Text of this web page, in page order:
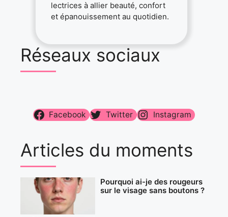
lectrices à allier beauté, confort
et épanouissement au quotidien.
Réseaux sociaux
Facebook Twitter Instagram
Articles du moments
Pourquoi ai-je des rougeurs
sur le visage sans boutons ?